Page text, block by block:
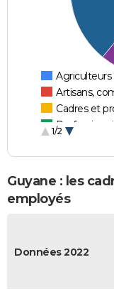
Artisans,
Cadres et
Professions
1/2
Guyane : les
employés
Données 2022